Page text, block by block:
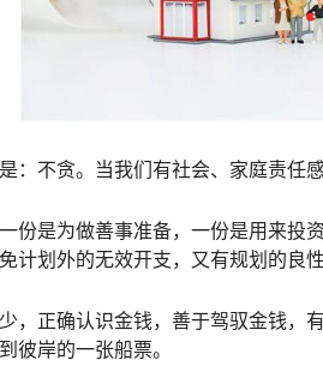
：不贪。当我们有社会、家庭责任
份是为做善事准备，一份是用来投
计划外的无效开支，又有规划的良性
，正确认识金钱，善于驾驭金钱，
彼岸的一张船票。